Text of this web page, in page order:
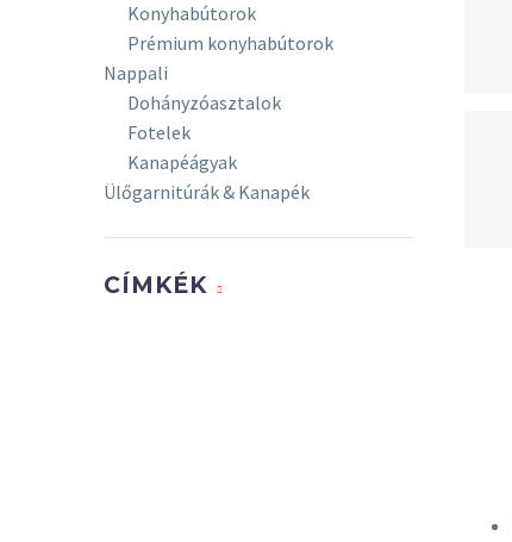
Konyhabútorok
Prémium konyhabútorok
Nappali
Dohányzóasztalok
Fotelek
Kanapéágyak
Ülőgarnitúrák & Kanapék
CÍMKÉK